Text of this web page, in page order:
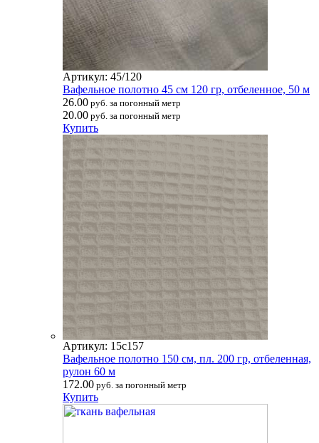
Артикул: 45/120
Вафельное полотно 45 см 120 гр, отбеленное, 50 м
26.00 руб. за погонный метр
20.00 руб. за погонный метр
Купить
Артикул: 15с157
Вафельное полотно 150 см, пл. 200 гр, отбеленная,
рулон 60 м
172.00 руб. за погонный метр
Купить